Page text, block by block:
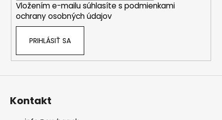
Vložením e-mailu súhlasíte s podmienkami
ochrany osobných údajov
PRIHLÁSIŤ SA
Kontakt